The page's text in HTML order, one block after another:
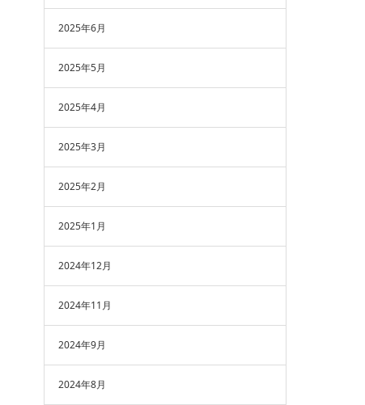
2025年6月
2025年5月
2025年4月
2025年3月
2025年2月
2025年1月
2024年12月
2024年11月
2024年9月
2024年8月